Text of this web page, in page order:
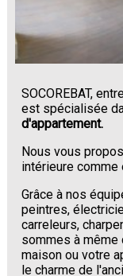
SOCOREBAT,
est spécialisée
d'appartement.
Nous vous
intérieure comme
Grâce à nos
peintres,
carreleurs,
sommes à même
maison ou votre
le charme de